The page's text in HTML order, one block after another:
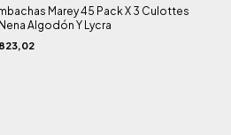
Marey 45 Pack X 3 Culottes
Algodón Y Lycra